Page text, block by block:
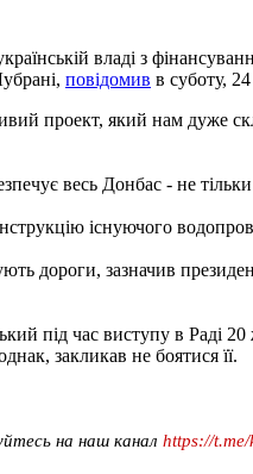
владі з
повідомив в суботу,
проект, який нам дуже
весь Донбас - не
існуючого
дороги, зазначив
під час виступу в Раді 20
закликав не боятися її.
на наш канал https://